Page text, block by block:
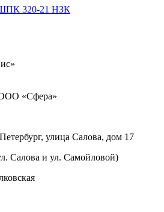
320-21 НЗК
«Сфера»
улица Салова, дом 17
Салова и ул. Самойловой)